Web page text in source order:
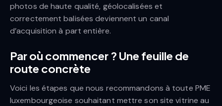
photos de haute qualité, géolocalisées et
correctement balisées deviennent un canal
d’acquisition à part entière.
Par où commencer ? Une feuille de
route concrète
Voici les étapes que nous recommandons à toute PME
luxembourgeoise souhaitant mettre son site vitrine au